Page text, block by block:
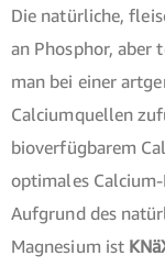
Die natürliche,
an Phosphor, aber
man bei einer
Calciumquellen
bioverfügbarem
optimales
Aufgrund des
Magnesium ist